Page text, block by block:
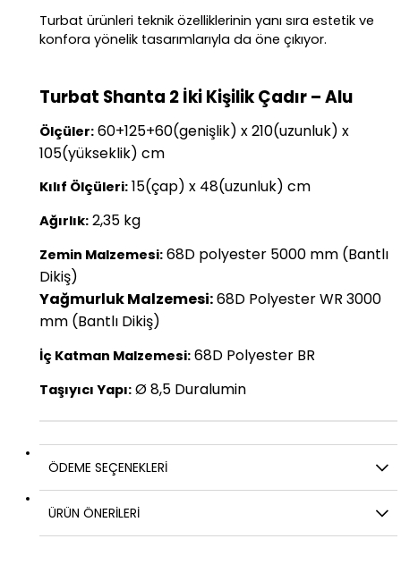
Turbat ürünleri teknik özelliklerinin yanı sıra estetik ve
konfora yönelik tasarımlarıyla da öne çıkıyor.
Turbat Shanta 2 İki Kişilik Çadır – Alu
Ölçüler: 60+125+60(genişlik) x 210(uzunluk) x
105(yükseklik) cm
Kılıf Ölçüleri: 15(çap) x 48(uzunluk) cm
Ağırlık: 2,35 kg
Zemin Malzemesi: 68D polyester 5000 mm (Bantlı
Dikiş)
Yağmurluk Malzemesi:68D Polyester WR 3000
mm (Bantlı Dikiş)
İç Katman Malzemesi: 68D Polyester BR
Taşıyıcı Yapı: Ø 8,5 Duralumin
ÖDEME SEÇENEKLERI
ÜRÜN ÖNERILERI